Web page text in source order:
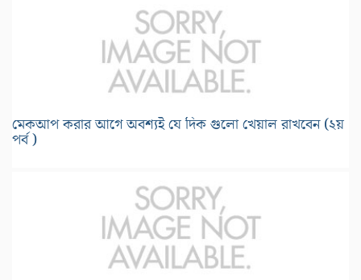
মেকআপ করার আগে অবশ্যই যে দিক গুলো খেয়াল রাখবেন (২য়
পর্ব )